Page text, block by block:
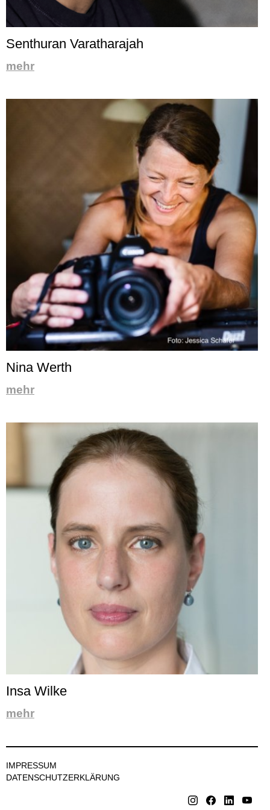
Senthuran Varatharajah
mehr
Nina Werth
mehr
Insa Wilke
mehr
IMPRESSUM
DATENSCHUTZERKLÄRUNG